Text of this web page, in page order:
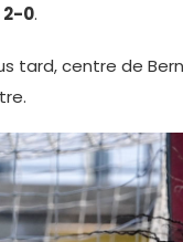
2-0.
tard, centre de